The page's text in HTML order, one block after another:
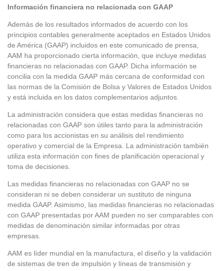
Información financiera no relacionada con GAAP
Además de los resultados informados de acuerdo con los
principios contables generalmente aceptados en Estados Unidos
de América (GAAP) incluidos en este comunicado de prensa,
AAM ha proporcionado cierta información, que incluye medidas
financieras no relacionadas con GAAP. Dicha información se
concilia con la medida GAAP más cercana de conformidad con
las normas de la Comisión de Bolsa y Valores de Estados Unidos
y está incluida en los datos complementarios adjuntos.
La administración considera que estas medidas financieras no
relacionadas con GAAP son útiles tanto para la administración
como para los accionistas en su análisis del rendimiento
operativo y comercial de la Empresa. La administración también
utiliza esta información con fines de planificación operacional y
toma de decisiones.
Las medidas financieras no relacionadas con GAAP no se
consideran ni se deben considerar un sustituto de ninguna
medida GAAP. Asimismo, las medidas financieras no relacionadas
con GAAP presentadas por AAM pueden no ser comparables con
medidas de denominación similar informadas por otras
empresas.
AAM es líder mundial en la manufactura, el diseño y la validación
de sistemas de tren de impulsión y líneas de transmisión y